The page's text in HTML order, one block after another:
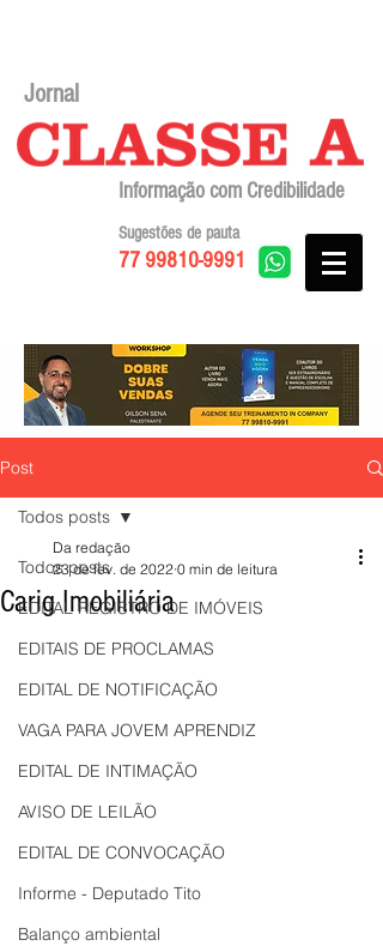
Jornal
Informação com Credibilidade
77 99810-9991
Sugestões de pauta
Post
Todos posts
EDITAL REGISTRO DE IMÓVEIS
EDITAIS DE PROCLAMAS
EDITAL DE NOTIFICAÇÃO
VAGA PARA JOVEM APRENDIZ
EDITAL DE INTIMAÇÃO
AVISO DE LEILÃO
EDITAL DE CONVOCAÇÃO
Informe - Deputado Tito
Balanço ambiental
Todos posts
Carig Imobiliária
Da redação
23 de fev. de 2022 0 min de leitura